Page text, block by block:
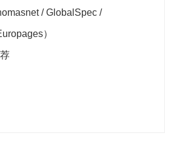
/ GlobalSpec /
）